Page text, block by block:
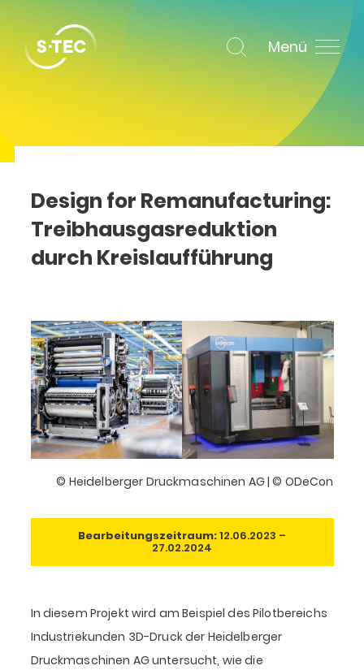
Menü
Design for Remanufacturing:
Treibhausgasreduktion
durch Kreislaufführung
© Heidelberger Druckmaschinen AG | © ODeCon
Bearbeitungszeitraum:12.06.2023 –
27.02.2024
In diesem Projekt wird am Beispiel des Pilotbereichs
Industriekunden 3D-Druck der Heidelberger
Druckmaschinen AG untersucht, wie die